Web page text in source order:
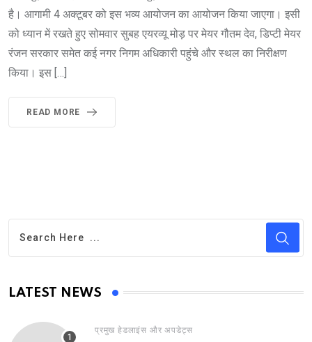
है। आगामी 4 अक्टूबर को इस भव्य आयोजन का आयोजन किया जाएगा। इसी
को ध्यान में रखते हुए सोमवार सुबह एयरव्यू मोड़ पर मेयर गौतम देव, डिप्टी मेयर
रंजन सरकार समेत कई नगर निगम अधिकारी पहुंचे और स्थल का निरीक्षण
किया। इस […]
READ MORE
LATEST NEWS
प्रमुख हेडलाइंस और अपडेट्स